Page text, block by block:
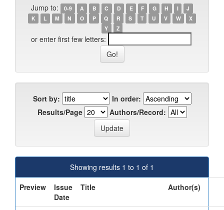
Jump to: 0-9 A B C D E F G H I
J
K
L M N O P Q R S T U V W
X
Y
Z
or enter first few letters:
Sort by:
In order:
Results/Page
Authors/Record:
Showing results 1 to 1 of 1
Preview
Issue
Date
Title Author(s)